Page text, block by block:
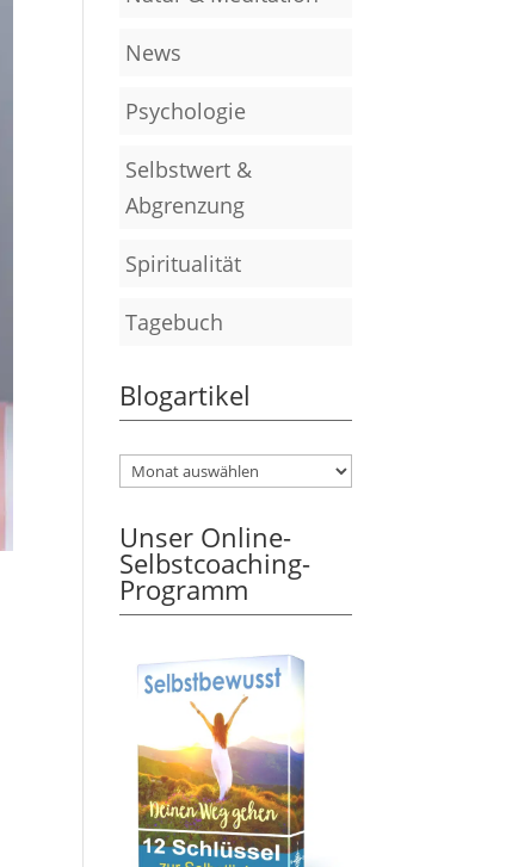
News
Psychologie
Selbstwert &
Abgrenzung
Spiritualität
Tagebuch
Blogartikel
Unser Online-
Selbstcoaching-
Programm